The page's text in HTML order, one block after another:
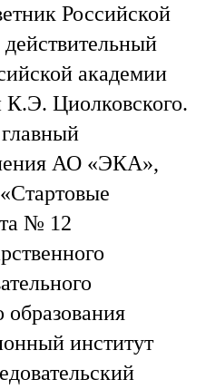
Российской
академии
Циолковского.
АО «ЭКА»,
№ 12
институт